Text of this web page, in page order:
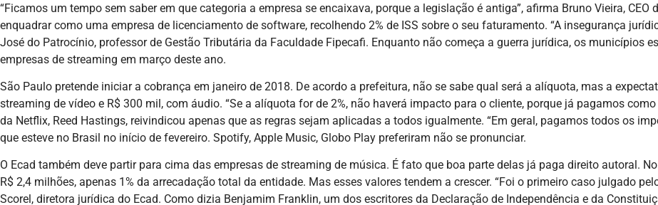
“Ficamos um tempo sem saber em que categoria a empresa se encaixava, porque a legislação é antiga”, afirma Bruno Vieira,
enquadrar como uma empresa de licenciamento de software, recolhendo 2% de ISS sobre o seu faturamento. “A insegurança
José do Patrocínio, professor de Gestão Tributária da Faculdade Fipecafi. Enquanto não começa a guerra jurídica, os municípios
empresas de streaming em março deste ano.
São Paulo pretende iniciar a cobrança em janeiro de 2018. De acordo a prefeitura, não se sabe qual será a alíquota, mas a
streaming de vídeo e R$ 300 mil, com áudio. “Se a alíquota for de 2%, não haverá impacto para o cliente, porque já pagamos
da Netflix, Reed Hastings, reivindicou apenas que as regras sejam aplicadas a todos igualmente. “Em geral, pagamos todos os
que esteve no Brasil no início de fevereiro. Spotify, Apple Music, Globo Play preferiram não se pronunciar.
O Ecad também deve partir para cima das empresas de streaming de música. É fato que boa parte delas já paga direito autoral.
R$ 2,4 milhões, apenas 1% da arrecadação total da entidade. Mas esses valores tendem a crescer. “Foi o primeiro caso julgado
Scorel, diretora jurídica do Ecad. Como dizia Benjamim Franklin, um dos escritores da Declaração de Independência e da